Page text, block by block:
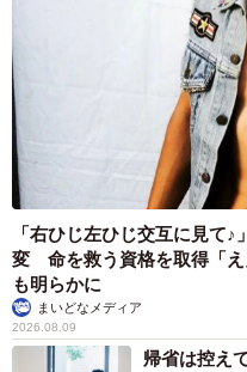
「右ひじ左ひじ交互に見て
変 命を救う資格を取得「
も明らかに
まいどなメディア
2026.08.09
帰省は控え